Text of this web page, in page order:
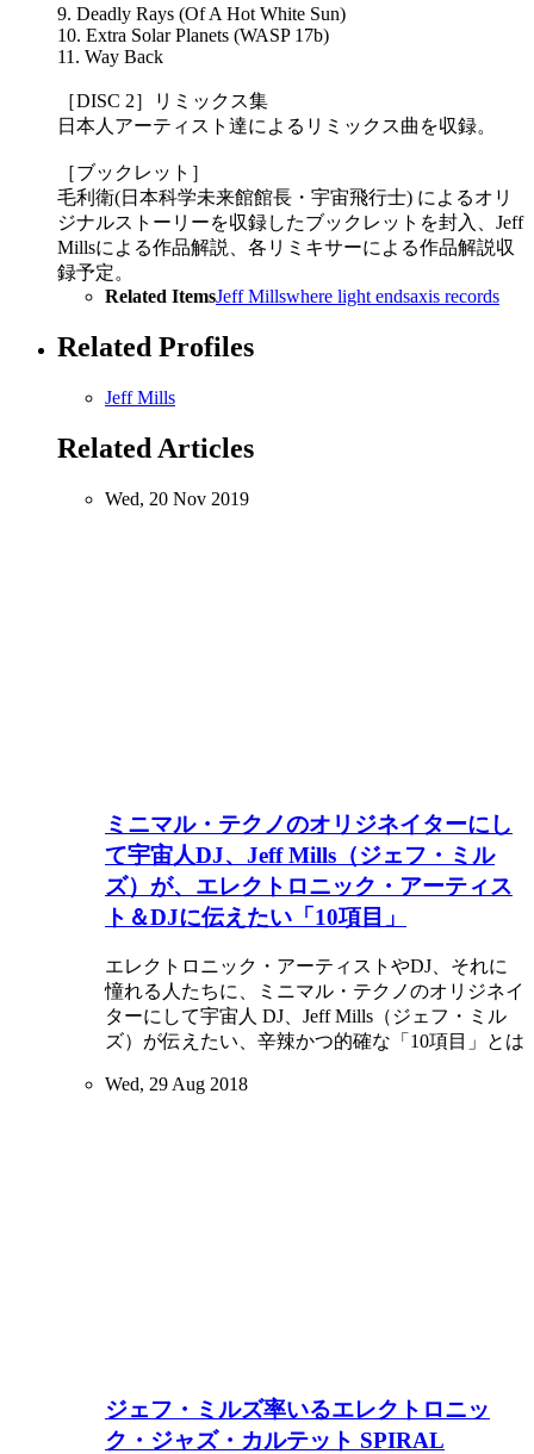
9. Deadly Rays (Of A Hot White Sun)
10. Extra Solar Planets (WASP 17b)
11. Way Back
［DISC 2］リミックス集
日本人アーティスト達によるリミックス曲を収録。
［ブックレット］
毛利衛(日本科学未来館館長・宇宙飛行士) によるオリ
ジナルストーリーを収録したブックレットを封入、Jeff
Millsによる作品解説、各リミキサーによる作品解説収
録予定。
Related ItemsJeff Millswhere light endsaxis records
Related Profiles
Jeff Mills
Related Articles
Wed, 20 Nov 2019
ミニマル・テクノのオリジネイターにし
て宇宙人DJ、Jeff Mills（ジェフ・ミル
ズ）が、エレクトロニック・アーティス
ト＆DJに伝えたい「10項目」
エレクトロニック・アーティストやDJ、それに
憧れる人たちに、ミニマル・テクノのオリジネイ
ターにして宇宙人 DJ、Jeff Mills（ジェフ・ミル
ズ）が伝えたい、辛辣かつ的確な「10項目」とは
Wed, 29 Aug 2018
ジェフ・ミルズ率いるエレクトロニッ
ク・ジャズ・カルテット SPIRAL